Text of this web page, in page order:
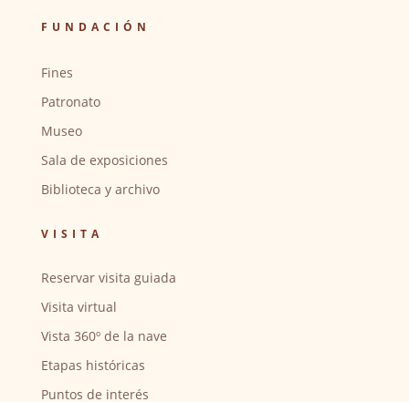
FUNDACIÓN
Fines
Patronato
Museo
Sala de exposiciones
Biblioteca y archivo
VISITA
Reservar visita guiada
Visita virtual
Vista 360º de la nave
Etapas históricas
Puntos de interés